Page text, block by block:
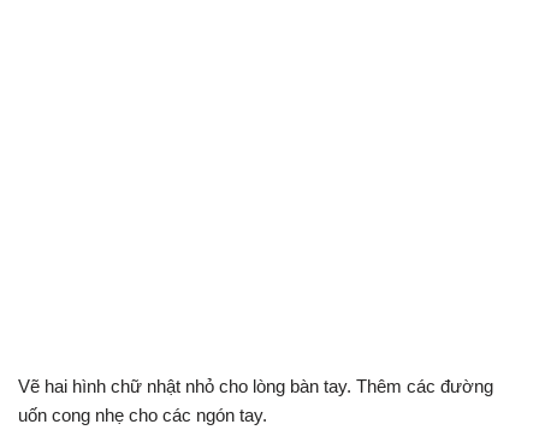
Vẽ hai hình chữ nhật nhỏ cho lòng bàn tay. Thêm các đường
uốn cong nhẹ cho các ngón tay.